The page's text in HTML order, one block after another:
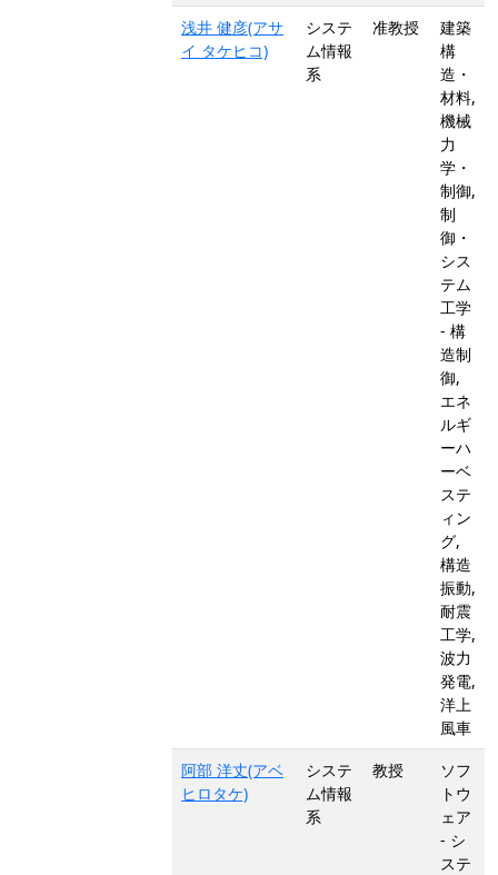
浅井 健彦(アサ
イ タケヒコ)
システ
ム情報
系
准教授
建築
構
造・
材料,
機械
力
学・
制御,
制
御・
シス
テム
工学
- 構
造制
御,
エネ
ルギ
ーハ
ーベ
ステ
ィン
グ,
構造
振動,
耐震
工学,
波力
発電,
洋上
風車
阿部 洋丈(アベ
ヒロタケ)
システ
ム情報
系
教授
ソフ
トウ
ェア
- シ
ステ